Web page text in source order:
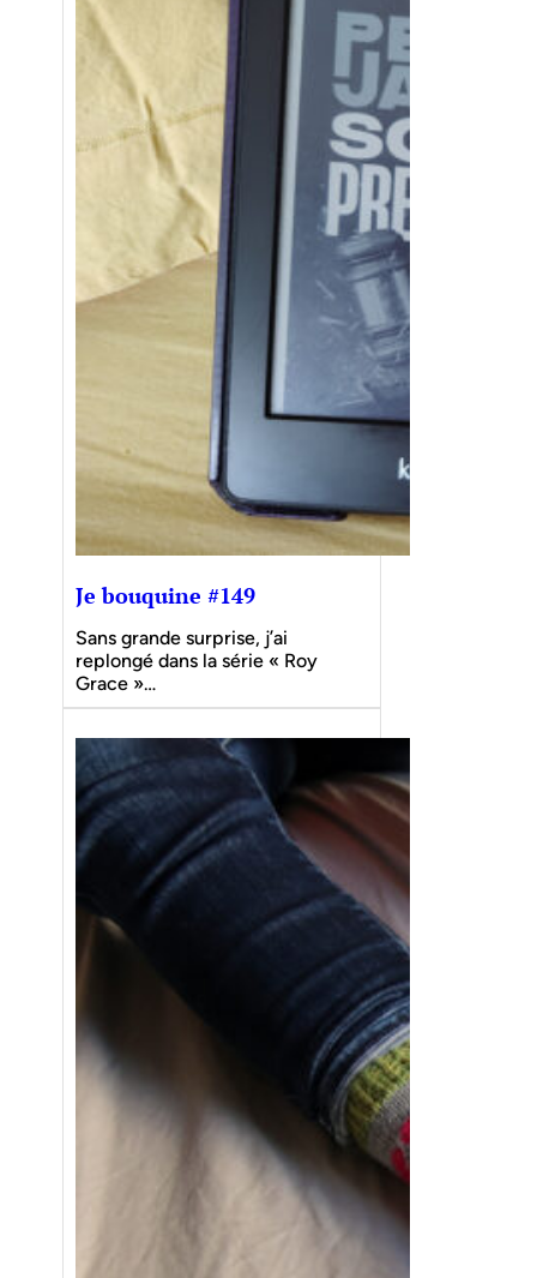
Je bouquine #149
Sans grande surprise, j’ai
replongé dans la série « Roy
Grace »…